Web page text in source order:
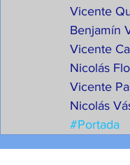
Vicente
Benjamín
Vicente
Nicolás
Vicente
Nicolás
#Portada